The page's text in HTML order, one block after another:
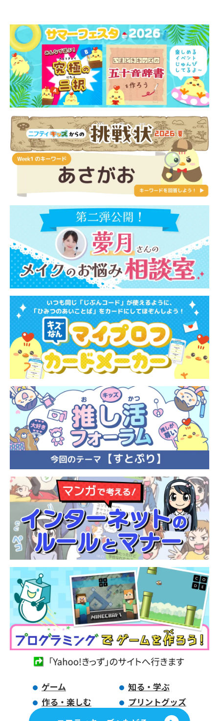
ゲーム
知る・学ぶ
作る・楽しむ
プリントグッズ